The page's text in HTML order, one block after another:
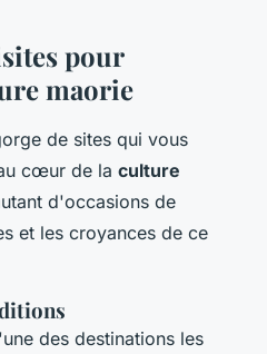
pour
maorie
de sites qui vous
cœur de la culture
d'occasions de
et les croyances de ce
des destinations les